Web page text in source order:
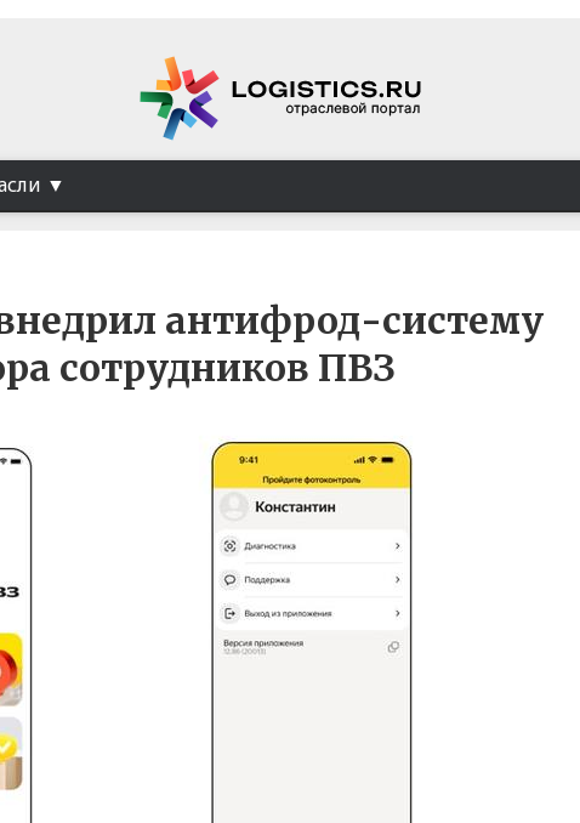
антифрод-систему
сотрудников ПВЗ